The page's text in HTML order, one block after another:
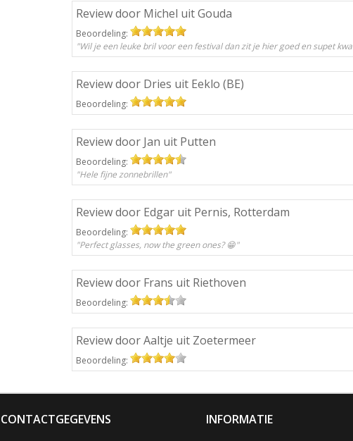
Review door Michel uit Gouda
Beoordeling:
"Wil je een leuke bril voor een festival dan zit je hier goed en supet
Review door Dries uit Eeklo (BE)
Beoordeling:
Review door Jan uit Putten
Beoordeling:
"Hele fijne zonnebrillen"
Review door Edgar uit Pernis, Rotterdam
Beoordeling:
"Perfect glasses, now the green ones? 😁"
Review door Frans uit Riethoven
Beoordeling:
Review door Aaltje uit Zoetermeer
Beoordeling:
CONTACTGEGEVENS INFORMATIE